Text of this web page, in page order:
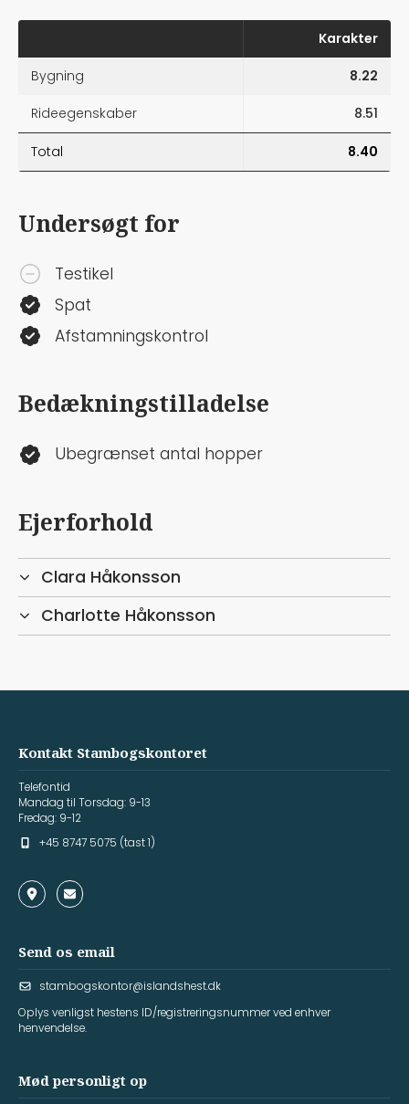
Karakter
Bygning 8.22
Rideegenskaber 8.51
Total 8.40
Undersøgt for
Testikel
Spat
Afstamningskontrol
Bedækningstilladelse
Ubegrænset antal hopper
Ejerforhold
Clara Håkonsson
Charlotte Håkonsson
Kontakt Stambogskontoret
Telefontid
Mandag til Torsdag: 9-13
Fredag: 9-12
+45 8747 5075 (tast 1)
Send os email
stambogskontor@islandshest.dk
Oplys venligst hestens ID/registreringsnummer ved enhver
henvendelse.
Mød personligt op